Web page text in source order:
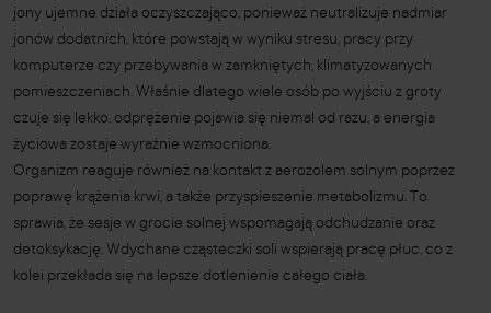
jony ujemne działa oczyszczająco, ponieważ neutralizuje nadmiar
jonów dodatnich, które powstają w wyniku stresu, pracy przy
komputerze czy przebywania w zamkniętych, klimatyzowanych
pomieszczeniach. Właśnie dlatego wiele osób po wyjściu z groty
czuje się lekko, odprężenie pojawia się niemal od razu, a energia
życiowa zostaje wyraźnie wzmocniona.
Organizm reaguje również na kontakt z aerozolem solnym poprzez
poprawę krążenia krwi, a także przyspieszenie metabolizmu. To
sprawia, że sesje w grocie solnej wspomagają odchudzanie oraz
detoksykację. Wdychane cząsteczki soli wspierają pracę płuc, co z
kolei przekłada się na lepsze dotlenienie całego ciała.